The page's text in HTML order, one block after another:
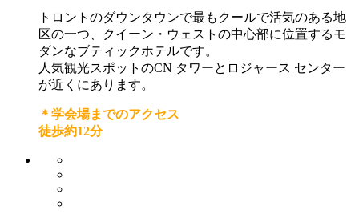
トロントのダウンタウンで最もクールで活気のある地
区の一つ、クイーン・ウェストの中心部に位置するモ
ダンなブティックホテルです。
人気観光スポットのCN タワーとロジャース センター
が近くにあります。
＊学会場までのアクセス
徒歩約12分